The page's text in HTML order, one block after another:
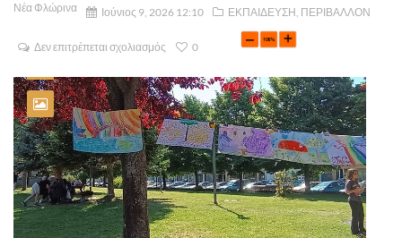
Νέα Φλώρινα Ιούνιος 9, 2026 12:10 ΕΚΠΑΙΔΕΥΣΗ, ΠΕΡΙΒΑΛΛΟΝ
Δεν επιτρέπεται σχολιασμός 0